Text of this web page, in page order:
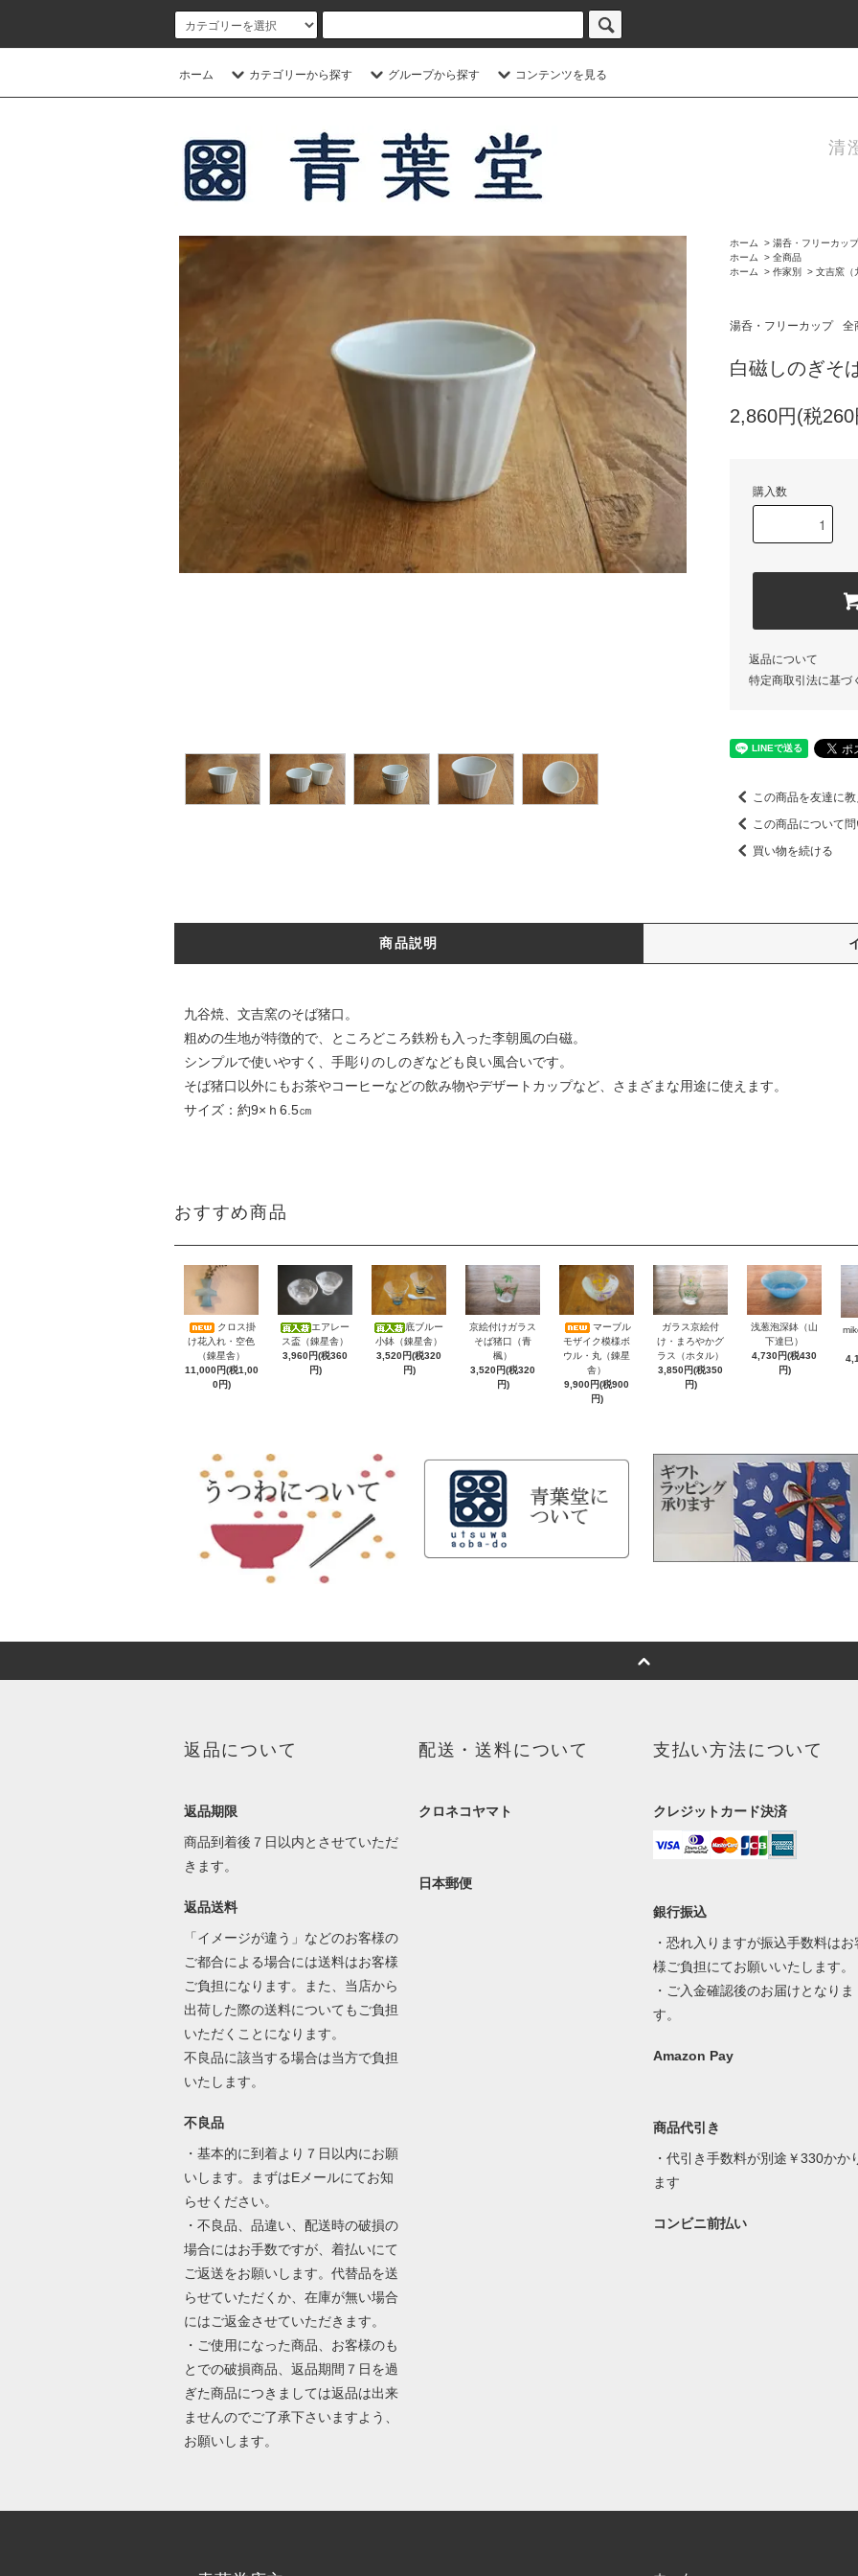
ホーム カテゴリーから探す グループから探す コンテンツを見る
清
ホーム > 湯呑・フリーカップ
ホーム
> 全商品
ホーム
> 作家別 > 文吉窯（
湯呑・フリーカップ 全
白磁しのぎそ
2,860円(税
購入数
返品について
特定商取引法に基づ
この商品を友達に
この商品について
買い物を続ける
商品説明
九谷焼、文吉窯のそば猪口。
粗めの生地が特徴的で、ところどころ鉄粉も入った李朝風の白磁。
シンプルで使いやすく、手彫りのしのぎなども良い風合いです。
そば猪口以外にもお茶やコーヒーなどの飲み物やデザートカップなど、さまざまな用途に使えます。
サイズ：約9×ｈ6.5㎝
おすすめ商品
クロス掛
け花入れ・空色
（錬星舎）
11,000円(税1,00
0円)
エアレー
ス盃（錬星舎）
3,960円(税360
円)
底ブルー
小鉢（錬星舎）
3,520円(税320
円)
京絵付けガラス
そば猪口（青
楓）
3,520円(税320
円)
マーブル
モザイク模様ボ
ウル・丸（錬星
舎）
9,900円(税900
円)
ガラス京絵付
け・まろやかグ
ラス（ホタル）
3,850円(税350
円)
浅葱泡深鉢（山
下達巳）
4,730円(税430
円)
返品について
返品期限
商品到着後７日以内とさせていただ
きます。
返品送料
「イメージが違う」などのお客様の
ご都合による場合には送料はお客様
ご負担になります。また、当店から
出荷した際の送料についてもご負担
いただくことになります。
不良品に該当する場合は当方で負担
いたします。
不良品
・基本的に到着より７日以内にお願
いします。まずはEメールにてお知
らせください。
・不良品、品違い、配送時の破損の
場合にはお手数ですが、着払いにて
ご返送をお願いします。代替品を送
らせていただくか、在庫が無い場合
にはご返金させていただきます。
・ご使用になった商品、お客様のも
とでの破損商品、返品期間７日を過
ぎた商品につきましては返品は出来
ませんのでご了承下さいますよう、
お願いします。
配送・送料について
クロネコヤマト
日本郵便
支払い方法について
クレジットカード決済
銀行振込
・恐れ入りますが振込手数料はお
様ご負担にてお願いいたします。
・ご入金確認後のお届けとなりま
す。
Amazon Pay
商品代引き
・代引き手数料が別途￥330かか
ます
コンビニ前払い